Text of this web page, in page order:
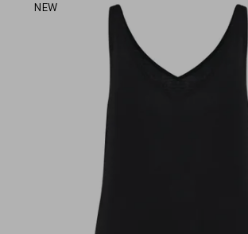
NEW